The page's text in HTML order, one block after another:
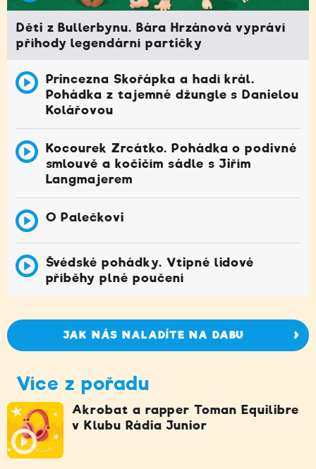
Děti z Bullerbynu. Bára Hrzánová vypráví
příhody legendární partičky
Princezna Skořápka a hadí král.
Pohádka z tajemné džungle s Danielou
Kolářovou
Kocourek Zrcátko. Pohádka o podivné
smlouvě a kočičím sádle s Jiřím
Langmajerem
O Palečkovi
Švédské pohádky. Vtipné lidové
příběhy plné poučení
JAK NÁS NALADÍTE NA DABU
Více z pořadu
Akrobat a rapper Toman Equilibre
v Klubu Rádia Junior